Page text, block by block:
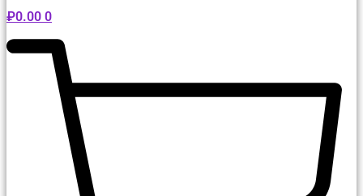
₽0.00 0